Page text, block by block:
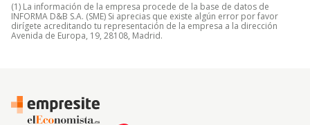
(1) La información de la empresa procede de la base de datos de
INFORMA D&B S.A. (SME) Si aprecias que existe algún error por favor
dirígete acreditando tu representación de la empresa a la dirección
Avenida de Europa, 19, 28108, Madrid.